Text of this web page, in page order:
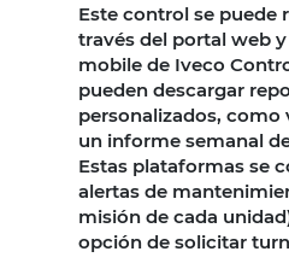
Este control se puede
través del portal web
mobile de Iveco
pueden descargar
personalizados, como
un informe semanal
Estas plataformas se
alertas de
misión de cada
opción de solicitar